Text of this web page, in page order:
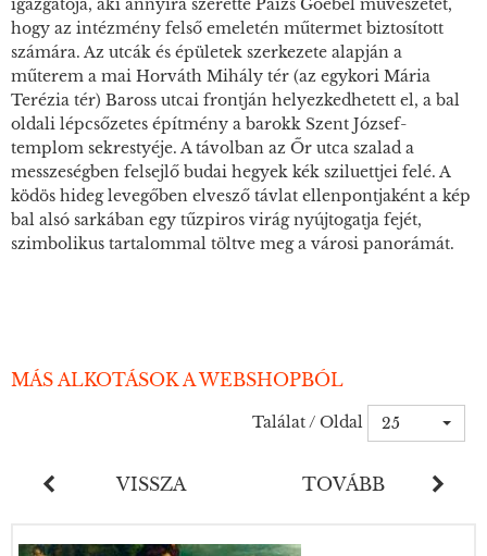
igazgatója, aki annyira szerette Paizs Goebel művészetét,
hogy az intézmény felső emeletén műtermet biztosított
számára. Az utcák és épületek szerkezete alapján a
műterem a mai Horváth Mihály tér (az egykori Mária
Terézia tér) Baross utcai frontján helyezkedhetett el, a bal
oldali lépcsőzetes építmény a barokk Szent József-
templom sekrestyéje. A távolban az Őr utca szalad a
messzeségben felsejlő budai hegyek kék sziluettjei felé. A
ködös hideg levegőben elvesző távlat ellenpontjaként a kép
bal alsó sarkában egy tűzpiros virág nyújtogatja fejét,
szimbolikus tartalommal töltve meg a városi panorámát.
MÁS ALKOTÁSOK A WEBSHOPBÓL
Találat / Oldal 25
VISSZA TOVÁBB